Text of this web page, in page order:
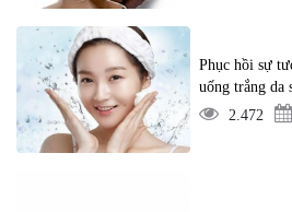
Phục hồi sự
uống trắng da
2.472